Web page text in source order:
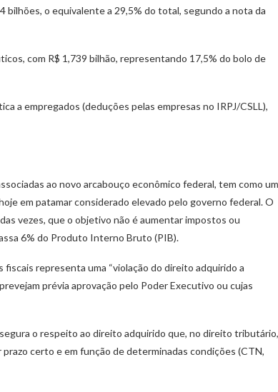
o equivalente a 29,5% do total, segundo a nota da
com R$ 1,739 bilhão, representando 17,5% do bolo de
a empregados (deduções pelas empresas no IRPJ/CSLL),
ao novo arcabouço econômico federal, tem como um
em patamar considerado elevado pelo governo federal. O
vezes, que o objetivo não é aumentar impostos ou
6% do Produto Interno Bruto (PIB).
representa uma “violação do direito adquirido a
prévia aprovação pelo Poder Executivo ou cujas
o respeito ao direito adquirido que, no direito tributário,
certo e em função de determinadas condições (CTN,